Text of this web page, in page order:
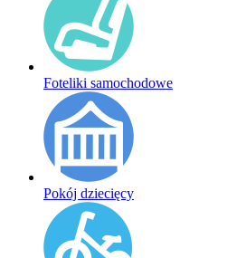
Foteliki samochodowe
Pokój dziecięcy